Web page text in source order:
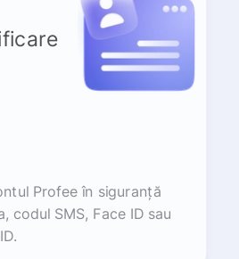
Profee în siguranță
codul SMS, Face ID sau